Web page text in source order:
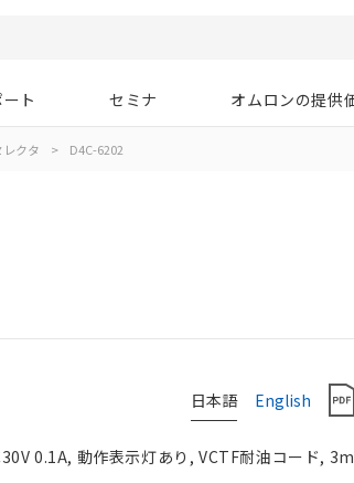
ト セミナ オムロンの提供
クタ > D4C-6202
日本語 English
0.1A, 動作表示灯あり, VCTF耐油コード, 3m